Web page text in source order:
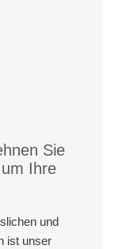
Sie
Ihre
und
ist unser